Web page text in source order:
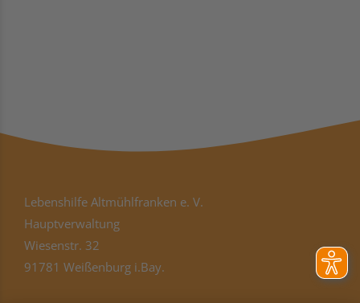
Lebenshilfe Altmühlfranken e. V.
Hauptverwaltung
Wiesenstr. 32
91781 Weißenburg i.Bay.